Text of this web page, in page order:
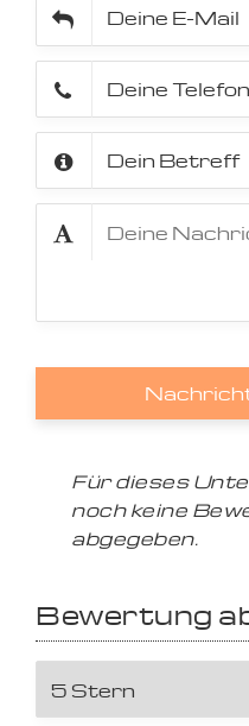
Für dieses
noch keine
abgegeben.
Bewertung